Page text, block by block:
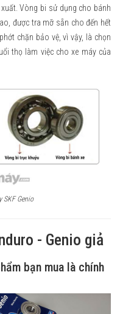
Vòng bi sử dụng cho bánh
được tra mỡ sẵn cho đến hết
chặn bảo vệ, vì vậy, là chọn
thọ làm việc cho xe máy của
SKF Genio
- Genio giả
bạn mua là chính